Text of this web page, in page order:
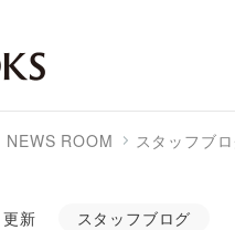
NEWS ROOM スタッフブ
更新 スタッフブログ